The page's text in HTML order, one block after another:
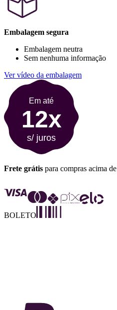
Embalagem segura
Embalagem neutra
Sem nenhuma informação
Ver vídeo da embalagem
Em até
12x
s/ juros
Frete grátis para compras acima de
BOLETO